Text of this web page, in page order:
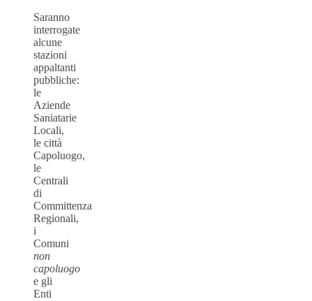
Saranno
interrogate
alcune
stazioni
appaltanti
pubbliche:
le
Aziende
Saniatarie
Locali,
le città
Capoluogo,
le
Centrali
di
Committenza
Regionali,
i
Comuni
non
capoluogo
e gli
Enti